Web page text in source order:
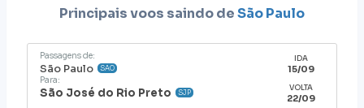
Principais voos saindo deSão Paulo
Passagens de:
São Paulo SAO
Para:
São José do Rio Preto SJP
IDA
15/09
VOLTA
22/09